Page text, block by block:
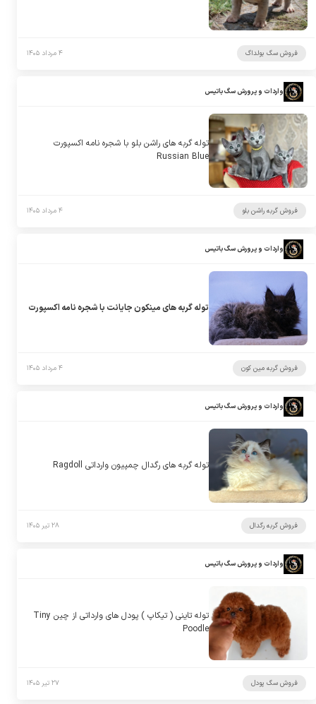
فروش سگ بولداگ ۴ مرداد ۱۴۰۵
واردات و پرورش سگ باتیس
توله گربه های راشن بلو با شجره نامه اکسپورت
Russian Blue
فروش گربه راشن بلو ۴ مرداد ۱۴۰۵
واردات و پرورش سگ باتیس
توله گربه های مینکون جایانت با شجره نامه اکسپورت
فروش گربه مین کون ۴ مرداد ۱۴۰۵
واردات و پرورش سگ باتیس
توله گربه های رگدال چمپیون وارداتی Ragdoll
فروش گربه رگدال ۲۸ تیر ۱۴۰۵
واردات و پرورش سگ باتیس
توله تاینی ( تیکاپ ) پودل های وارداتی از چین Tiny
Poodle
فروش سگ پودل ۲۷ تیر ۱۴۰۵